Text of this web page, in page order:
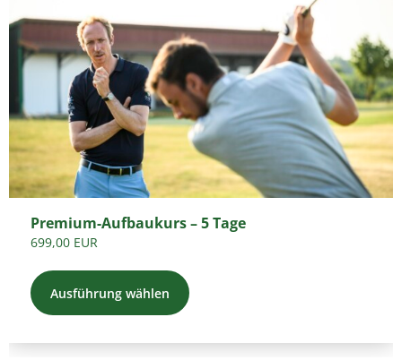
Premium-Aufbaukurs – 5 Tage
699,00 EUR
Ausführung wählen
Produkt
mehrere
Varianten
Die
Optionen
können
auf
Produktseite
gewählt
werden